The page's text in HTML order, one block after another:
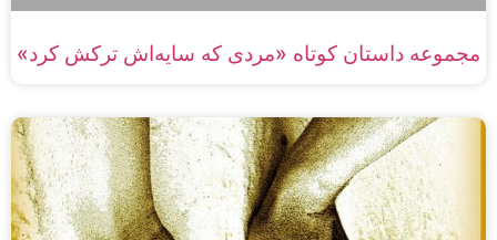
مجموعه داستان‌ کوتاه «مردی که سایه‌اش ترکش کرد»